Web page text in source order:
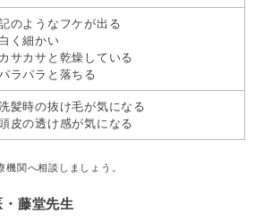
のようなフケが出る
く細かい
サカサと乾燥している
ラパラと落ちる
髪時の抜け毛が気になる
皮の透け感が気になる
関へ相談しましょう。
・藤堂先生